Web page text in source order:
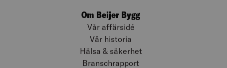
Om Beijer Bygg
Vår affärsidé
Vår historia
Hälsa & säkerhet
Branschrapport